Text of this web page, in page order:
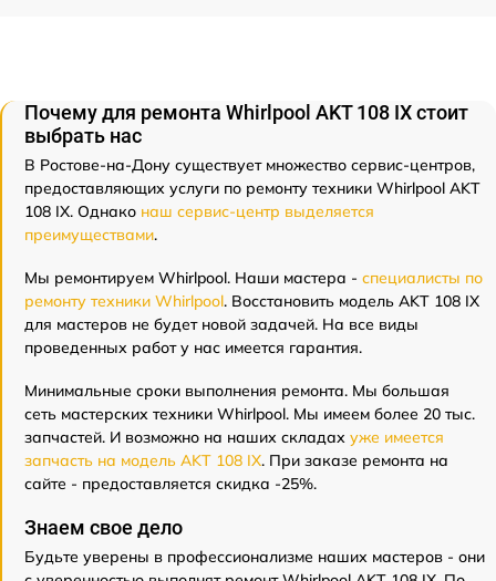
Почему для ремонта Whirlpool AKT 108 IX стоит
выбрать нас
В Ростове-на-Дону существует множество сервис-центров,
предоставляющих услуги по ремонту техники Whirlpool AKT
108 IX. Однако наш сервис-центр выделяется
преимуществами.
Мы ремонтируем Whirlpool. Наши мастера - специалисты по
ремонту техники Whirlpool. Восстановить модель AKT 108 IX
для мастеров не будет новой задачей. На все виды
проведенных работ у нас имеется гарантия.
Минимальные сроки выполнения ремонта. Мы большая
сеть мастерских техники Whirlpool. Мы имеем более 20 тыс.
запчастей. И возможно на наших складах уже имеется
запчасть на модель AKT 108 IX. При заказе ремонта на
сайте - предоставляется скидка -25%.
Знаем свое дело
Будьте уверены в профессионализме наших мастеров - они